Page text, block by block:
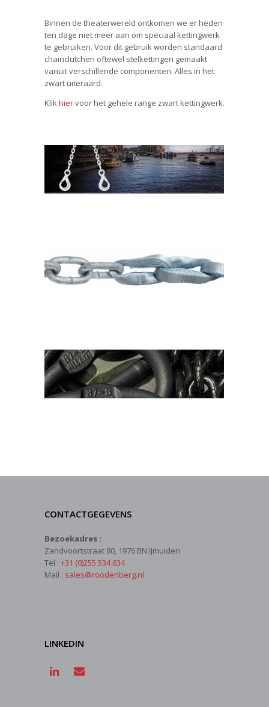
Binnen de theaterwereld ontkomen we er heden
ten dage niet meer aan om speciaal kettingwerk
te gebruiken. Voor dit gebruik worden standaard
chainclutchen oftewel stelkettingen gemaakt
vanuit verschillende componenten. Alles in het
zwart uiteraard.
Klikhiervoor het gehele range zwart kettingwerk.
CONTACTGEGEVENS
Bezoekadres :
Zandvoortstraat 80, 1976 BN IJmuiden
Tel : +31 (0)255 534 634
Mail : sales@roodenberg.nl
LINKEDIN